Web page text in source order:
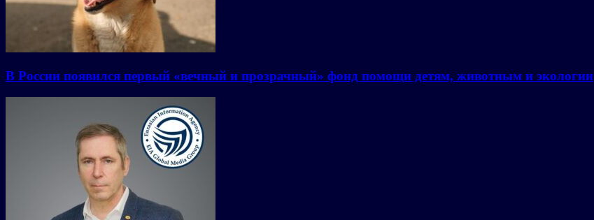
В России появился первый «вечный и прозрачный» фонд помощи детям, животным и экологии